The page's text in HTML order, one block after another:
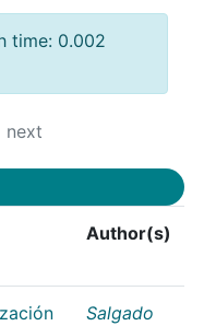
time: 0.002
next
Author(s)
Salgado